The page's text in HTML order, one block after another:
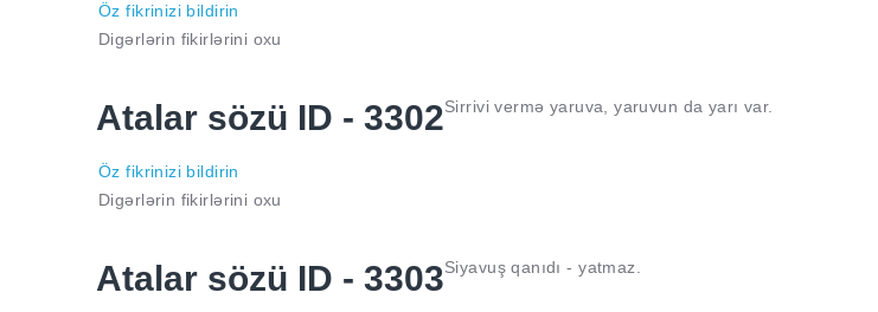
Öz fikrinizi bildirin
Digərlərin fikirlərini oxu
Atalar sözü ID - 3302Sirrivi vermə yaruva, yaruvun da yarı var.
Öz fikrinizi bildirin
Digərlərin fikirlərini oxu
Atalar sözü ID - 3303Siyavuş qanıdı - yatmaz.